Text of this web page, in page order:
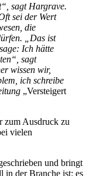
sagt Hargrave.
sei der Wert
die
„Das ist
Ich hätte
sagt
wissen wir,
ich schreibe
„Versteigert
zum Ausdruck zu
vielen
und bringt
in der Branche ist: es